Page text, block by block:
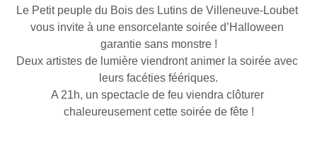
Le Petit peuple du Bois des Lutins de Villeneuve-Loubet
vous invite à une ensorcelante soirée d’Halloween
garantie sans monstre !
Deux artistes de lumière viendront animer la soirée avec
leurs facéties féériques.
A 21h, un spectacle de feu viendra clôturer
chaleureusement cette soirée de fête !